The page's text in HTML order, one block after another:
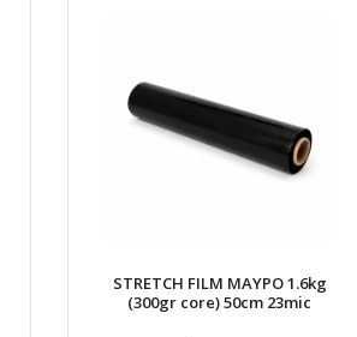
Stretch Film (Στρετς Φιλμ): Η απαραίτητη λύση για
τύλιγμα παλετών, τη δεματοποίηση και την
STRETCH FILM ΜΑΥΡΟ 1.6kg
(300gr core) 50cm 23mic